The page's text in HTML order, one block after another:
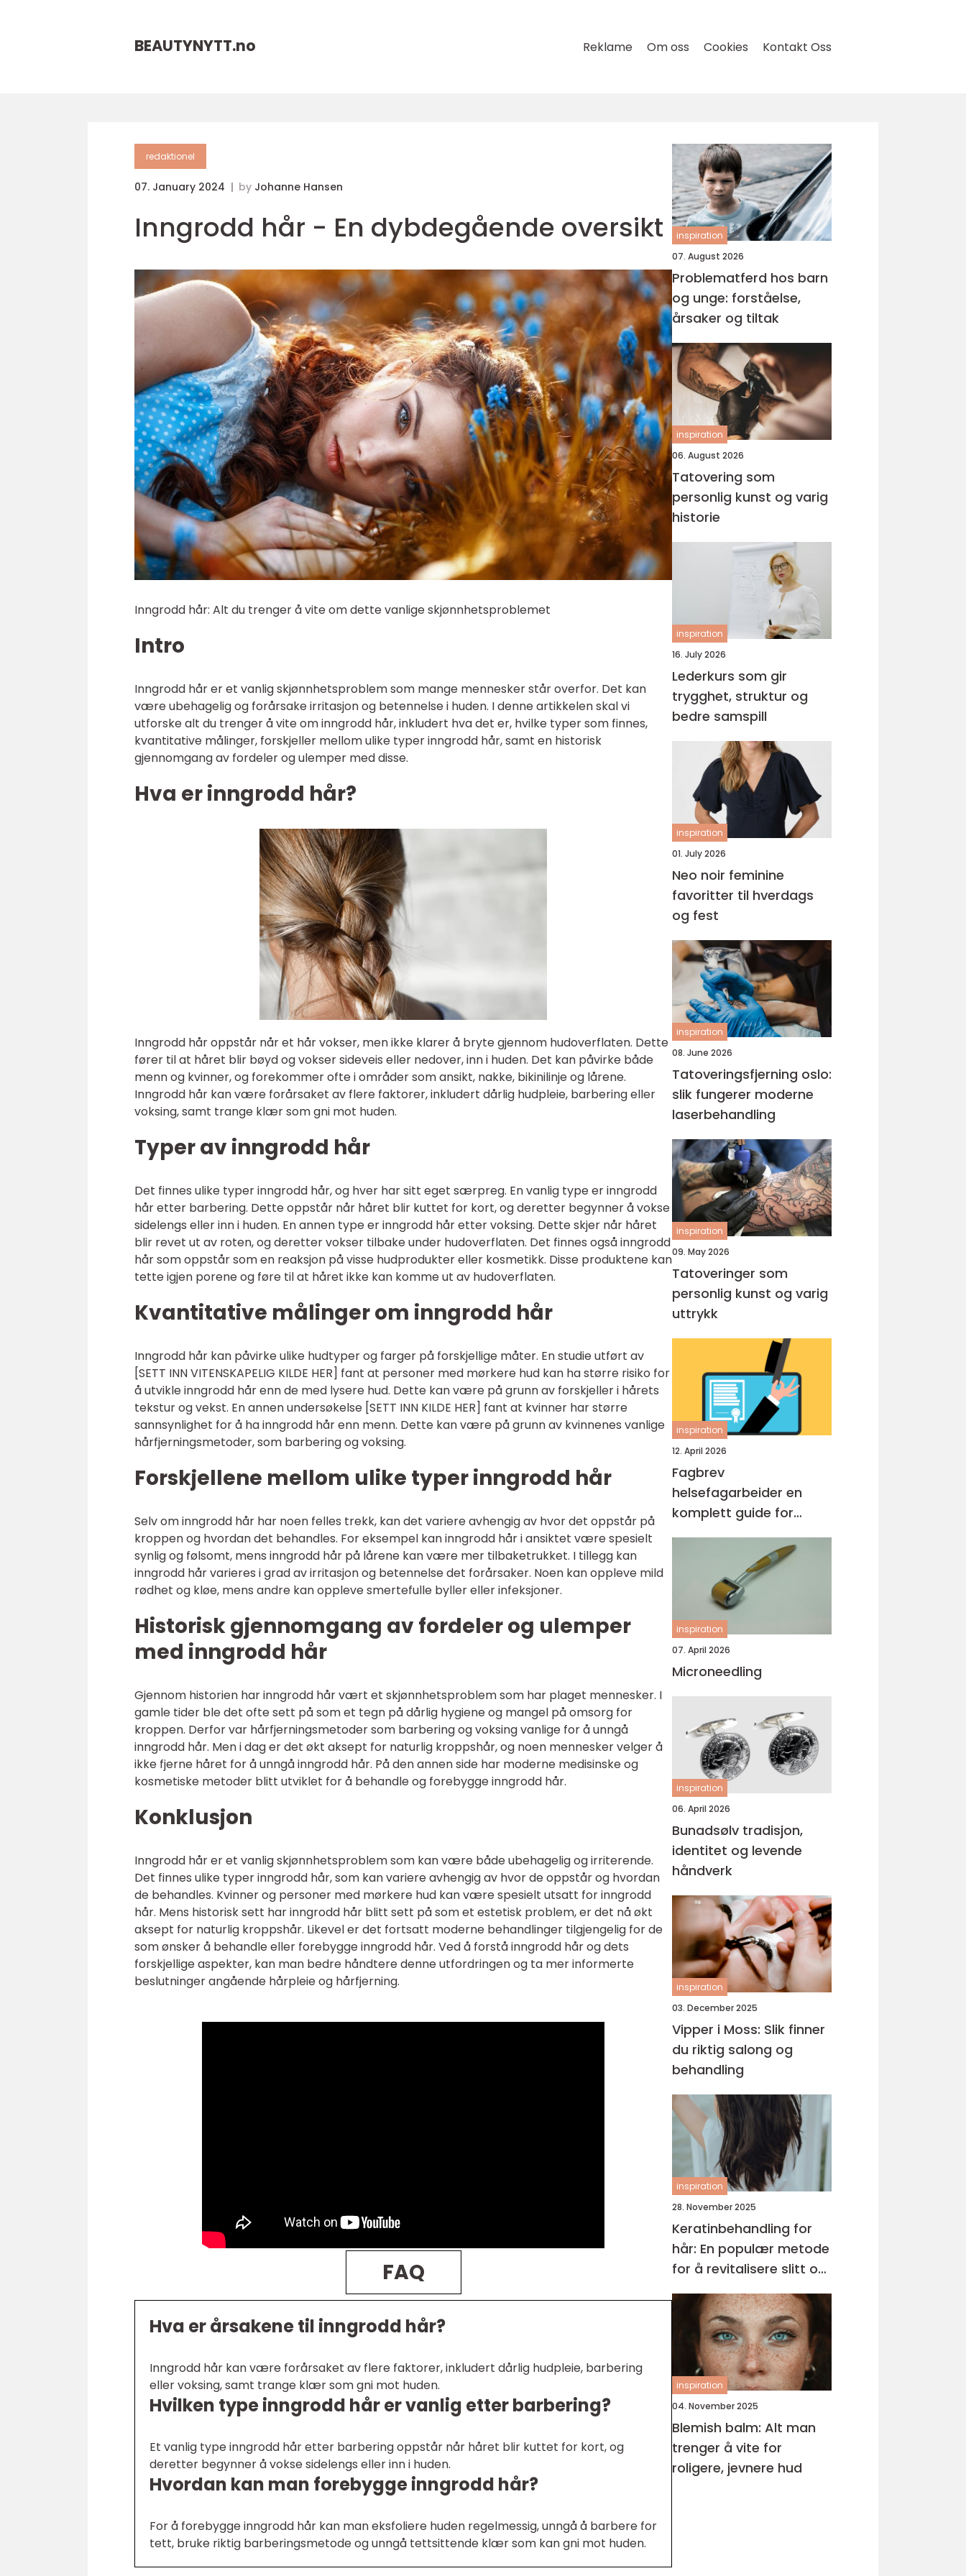
BEAUTYNYTT.no Reklame Om oss Cookies Kontakt Oss
redaktionel
07. January 2024 by Johanne Hansen
Inngrodd hår - En dybdegående oversikt
Inngrodd hår: Alt du trenger å vite om dette vanlige skjønnhetsproblemet
Intro
Inngrodd hår er et vanlig skjønnhetsproblem som mange mennesker står overfor. Det kan
være ubehagelig og forårsake irritasjon og betennelse i huden. I denne artikkelen skal vi
utforske alt du trenger å vite om inngrodd hår, inkludert hva det er, hvilke typer som finnes,
kvantitative målinger, forskjeller mellom ulike typer inngrodd hår, samt en historisk
gjennomgang av fordeler og ulemper med disse.
Hva er inngrodd hår?
Inngrodd hår oppstår når et hår vokser, men ikke klarer å bryte gjennom hudoverflaten. Dette
fører til at håret blir bøyd og vokser sideveis eller nedover, inn i huden. Det kan påvirke både
menn og kvinner, og forekommer ofte i områder som ansikt, nakke, bikinilinje og lårene.
Inngrodd hår kan være forårsaket av flere faktorer, inkludert dårlig hudpleie, barbering eller
voksing, samt trange klær som gni mot huden.
Typer av inngrodd hår
Det finnes ulike typer inngrodd hår, og hver har sitt eget særpreg. En vanlig type er inngrodd
hår etter barbering. Dette oppstår når håret blir kuttet for kort, og deretter begynner å vokse
sidelengs eller inn i huden. En annen type er inngrodd hår etter voksing. Dette skjer når håret
blir revet ut av roten, og deretter vokser tilbake under hudoverflaten. Det finnes også inngrodd
hår som oppstår som en reaksjon på visse hudprodukter eller kosmetikk. Disse produktene kan
tette igjen porene og føre til at håret ikke kan komme ut av hudoverflaten.
Kvantitative målinger om inngrodd hår
Inngrodd hår kan påvirke ulike hudtyper og farger på forskjellige måter. En studie utført av
[SETT INN VITENSKAPELIG KILDE HER] fant at personer med mørkere hud kan ha større risiko for
å utvikle inngrodd hår enn de med lysere hud. Dette kan være på grunn av forskjeller i hårets
tekstur og vekst. En annen undersøkelse [SETT INN KILDE HER] fant at kvinner har større
sannsynlighet for å ha inngrodd hår enn menn. Dette kan være på grunn av kvinnenes vanlige
hårfjerningsmetoder, som barbering og voksing.
Forskjellene mellom ulike typer inngrodd hår
Selv om inngrodd hår har noen felles trekk, kan det variere avhengig av hvor det oppstår på
kroppen og hvordan det behandles. For eksempel kan inngrodd hår i ansiktet være spesielt
synlig og følsomt, mens inngrodd hår på lårene kan være mer tilbaketrukket. I tillegg kan
inngrodd hår varieres i grad av irritasjon og betennelse det forårsaker. Noen kan oppleve mild
rødhet og kløe, mens andre kan oppleve smertefulle byller eller infeksjoner.
Historisk gjennomgang av fordeler og ulemper
med inngrodd hår
Gjennom historien har inngrodd hår vært et skjønnhetsproblem som har plaget mennesker. I
gamle tider ble det ofte sett på som et tegn på dårlig hygiene og mangel på omsorg for
kroppen. Derfor var hårfjerningsmetoder som barbering og voksing vanlige for å unngå
inngrodd hår. Men i dag er det økt aksept for naturlig kroppshår, og noen mennesker velger å
ikke fjerne håret for å unngå inngrodd hår. På den annen side har moderne medisinske og
kosmetiske metoder blitt utviklet for å behandle og forebygge inngrodd hår.
Konklusjon
Inngrodd hår er et vanlig skjønnhetsproblem som kan være både ubehagelig og irriterende.
Det finnes ulike typer inngrodd hår, som kan variere avhengig av hvor de oppstår og hvordan
de behandles. Kvinner og personer med mørkere hud kan være spesielt utsatt for inngrodd
hår. Mens historisk sett har inngrodd hår blitt sett på som et estetisk problem, er det nå økt
aksept for naturlig kroppshår. Likevel er det fortsatt moderne behandlinger tilgjengelig for de
som ønsker å behandle eller forebygge inngrodd hår. Ved å forstå inngrodd hår og dets
forskjellige aspekter, kan man bedre håndtere denne utfordringen og ta mer informerte
beslutninger angående hårpleie og hårfjerning.
FAQ
Hva er årsakene til inngrodd hår?
Inngrodd hår kan være forårsaket av flere faktorer, inkludert dårlig hudpleie, barbering
eller voksing, samt trange klær som gni mot huden.
Hvilken type inngrodd hår er vanlig etter barbering?
Et vanlig type inngrodd hår etter barbering oppstår når håret blir kuttet for kort, og
deretter begynner å vokse sidelengs eller inn i huden.
Hvordan kan man forebygge inngrodd hår?
For å forebygge inngrodd hår kan man eksfoliere huden regelmessig, unngå å barbere for
tett, bruke riktig barberingsmetode og unngå tettsittende klær som kan gni mot huden.
inspiration
07. August 2026
Problematferd hos barn
og unge: forståelse,
årsaker og tiltak
inspiration
06. August 2026
Tatovering som
personlig kunst og varig
historie
inspiration
16. July 2026
Lederkurs som gir
trygghet, struktur og
bedre samspill
inspiration
01. July 2026
Neo noir feminine
favoritter til hverdags
og fest
inspiration
08. June 2026
Tatoveringsfjerning oslo:
slik fungerer moderne
laserbehandling
inspiration
09. May 2026
Tatoveringer som
personlig kunst og varig
uttrykk
inspiration
12. April 2026
Fagbrev
helsefagarbeider en
komplett guide for
voksne og
praksiskandidater
inspiration
07. April 2026
Microneedling
inspiration
06. April 2026
Bunadsølv tradisjon,
identitet og levende
håndverk
inspiration
03. December 2025
Vipper i Moss: Slik finner
du riktig salong og
behandling
inspiration
28. November 2025
Keratinbehandling for
hår: En populær metode
for å revitalisere slitt og
krusete hår
inspiration
04. November 2025
Blemish balm: Alt man
trenger å vite for
roligere, jevnere hud